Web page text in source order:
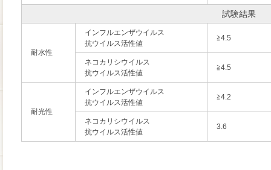
試験結果
耐水性
インフルエンザウイルス
抗ウイルス活性値
≧4.5
ネコカリシウイルス
抗ウイルス活性値
≧4.5
耐光性
インフルエンザウイルス
抗ウイルス活性値
≧4.2
ネコカリシウイルス
抗ウイルス活性値
3.6